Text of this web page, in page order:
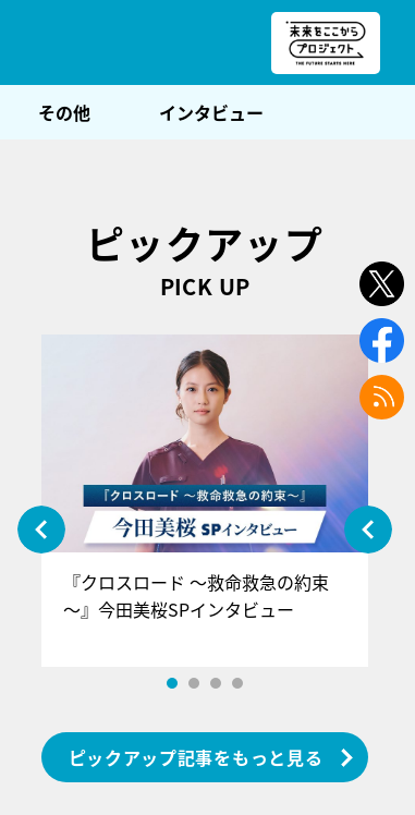
その他 インタビュー
ピックアップ
PICK UP
『クロスロード ～救命救急の約束
～』今田美桜SPインタビュー
ピックアップ記事をもっと見る